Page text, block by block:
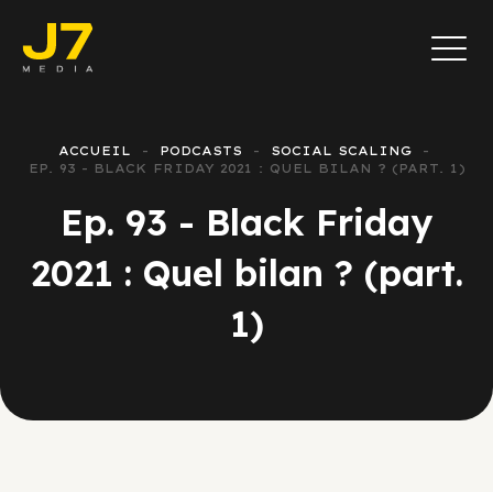
ACCUEIL PODCASTS
SOCIAL SCALING
EP. 93 - BLACK FRIDAY 2021 : QUEL BILAN ? (PART. 1)
Ep. 93 - Black Friday
2021 : Quel bilan ? (part.
1)